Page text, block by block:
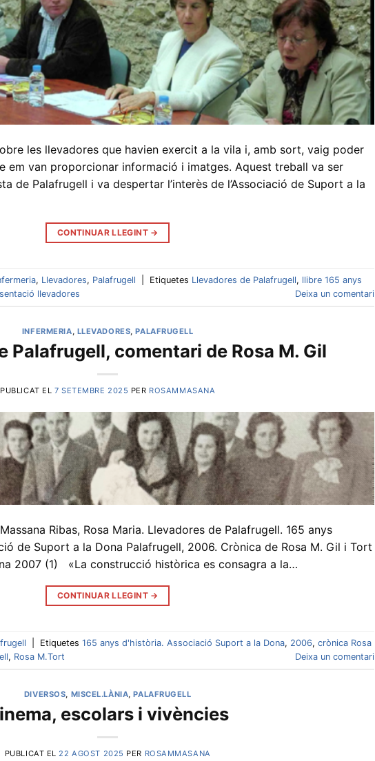
les llevadores que havien exercit a la vila i, amb sort, vaig poder
em van proporcionar informació i imatges. Aquest treball va ser
de Palafrugell i va despertar l’interès de l’Associació de Suport a la
CONTINUAR LLEGINT →
, Llevadores, Palafrugell Etiquetes Llevadores de Palafrugell, llibre 165 anys
llevadores Deixa un comentari
INFERMERIA, LLEVADORES,PALAFRUGELL
Palafrugell, comentari de Rosa M. Gil
PUBLICAT EL 7 SETEMBRE 2025 PER ROSAMMASANA
Ribas, Rosa Maria. Llevadores de Palafrugell. 165 anys
a la Dona Palafrugell, 2006. Crònica de Rosa M. Gil i Tort
2007 (1) «La construcció històrica es consagra a la…
CONTINUAR LLEGINT →
Etiquetes 165 anys d'història. Associació Suport a la Dona, 2006, crònica Rosa
, Rosa M.Tort Deixa un comentari
DIVERSOS, MISCEL.LÀNIA,PALAFRUGELL
escolars i vivències
PUBLICAT EL22 AGOST 2025 PER ROSAMMASANA